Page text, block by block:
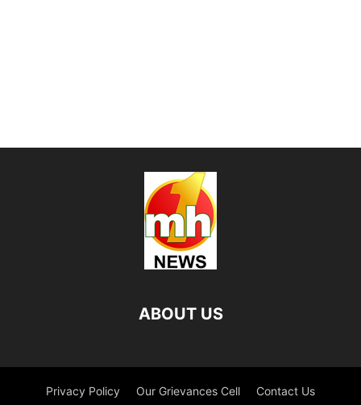
ABOUT US
Privacy Policy Our Grievances Cell Contact Us